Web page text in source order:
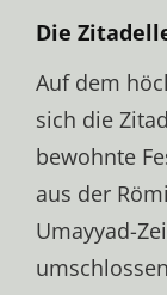
Die
Auf dem
sich die
bewohnte
aus der
Umayyad-